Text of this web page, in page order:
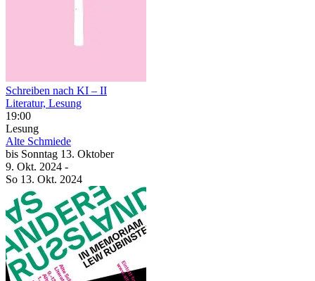
Schreiben nach KI – II
Literatur, Lesung
19:00
Lesung
Alte Schmiede
bis Sonntag 13. Oktober
9. Okt. 2024 -
So 13. Okt. 2024